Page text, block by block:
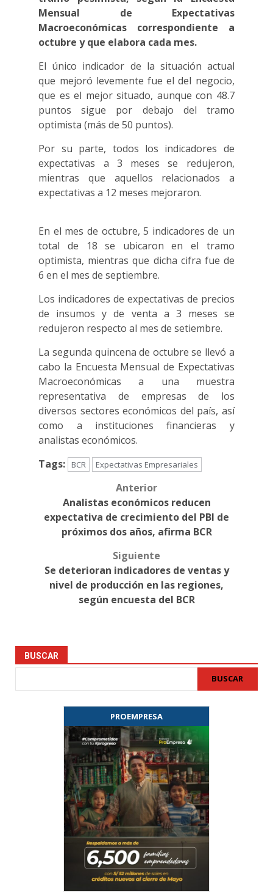
Mensual de Expectativas
Macroeconómicas correspondiente a
octubre y que elabora cada mes.
El único indicador de la situación actual
que mejoró levemente fue el del negocio,
que es el mejor situado, aunque con 48.7
puntos sigue por debajo del tramo
optimista (más de 50 puntos).
Por su parte, todos los indicadores de
expectativas a 3 meses se redujeron,
mientras que aquellos relacionados a
expectativas a 12 meses mejoraron.
En el mes de octubre, 5 indicadores de un
total de 18 se ubicaron en el tramo
optimista, mientras que dicha cifra fue de
6 en el mes de septiembre.
Los indicadores de expectativas de precios
de insumos y de venta a 3 meses se
redujeron respecto al mes de setiembre.
La segunda quincena de octubre se llevó a
cabo la Encuesta Mensual de Expectativas
Macroeconómicas a una muestra
representativa de empresas de los
diversos sectores económicos del país, así
como a instituciones financieras y
analistas económicos.
Tags:
BCR Expectativas Empresariales
navigation
Anterior
Analistas económicos reducen
expectativa de crecimiento del PBI de
próximos dos años, afirma BCR
Siguiente
Se deterioran indicadores de ventas y
nivel de producción en las regiones,
según encuesta del BCR
BUSCAR
BUSCAR
PROEMPRESA